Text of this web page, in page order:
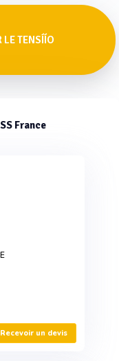
LE TENSÍÍO
France
Recevoir un devis